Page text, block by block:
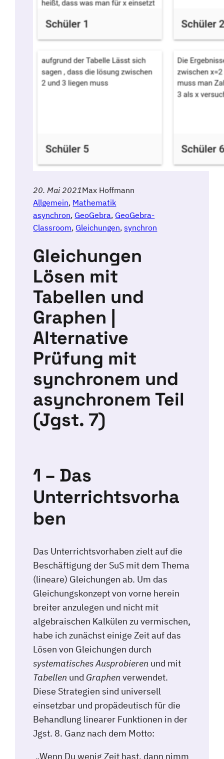
20. Mai 2021Max Hoffmann
Allgemein, Mathematik
asynchron, GeoGebra, GeoGebra-
Classroom, Gleichungen, synchron
Gleichungen
Lösen mit
Tabellen und
Graphen |
Alternative
Prüfung mit
synchronem und
asynchronem Teil
(Jgst. 7)
1 – Das
Unterrichtsvorha
ben
Das Unterrichtsvorhaben zielt auf die
Beschäftigung der SuS mit dem Thema
(lineare) Gleichungen ab. Um das
Gleichungskonzept von vorne herein
breiter anzulegen und nicht mit
algebraischen Kalkülen zu vermischen,
habe ich zunächst einige Zeit auf das
Lösen von Gleichungen durch
systematisches Ausprobieren und mit
Tabellen und Graphen verwendet.
Diese Strategien sind universell
einsetzbar und propädeutisch für die
Behandlung linearer Funktionen in der
Jgst. 8. Ganz nach dem Motto:
„Wenn Du wenig Zeit hast, dann nimm